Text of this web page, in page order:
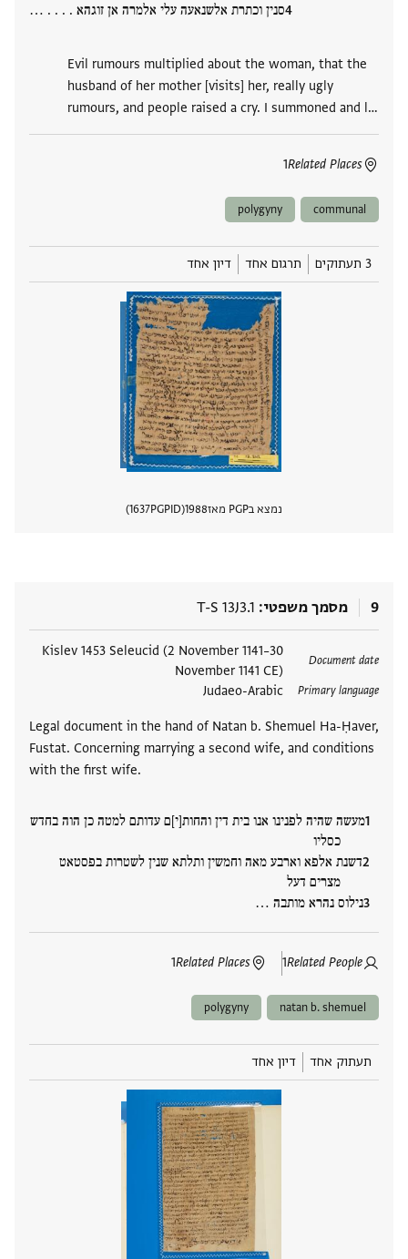
סנין וכתרת אלשנאעה עלי אלמרה אן זוגהא . . . . ‮…
Evil rumours multiplied about the woman, that the
husband of her mother [visits] her, really ugly
rumours, and people raised a cry. I summoned and l‮…
Related Places
1
communal
polygyny
3 תעתוקים תרגום אחד דיון אחד
נמצא בPGP מאז 1988
PGPID
1637
9 מסמך משפטי T-S 13J3.1
Document date
Kislev 1453 Seleucid (2 November 1141–30
November 1141 CE)
Primary language
Judaeo-Arabic
Legal document in the hand of Natan b. Shemuel Ha-Ḥaver,
Fustat. Concerning marrying a second wife, and conditions
with the first wife.
מעשה שהיה לפנינו אנו בית דין והחות[י]ם עדותם למטה כן הוה בחדש
כסליו
דשנת אלפא וארבע מאה וחמשין ותלתא שנין לשטרות בפסטאט
מצרים דעל
נילוס נהרא מותבה ‮…
Related People
1
Related Places
1
תגים
natan b. shemuel
polygyny
תעתוק אחד דיון אחד